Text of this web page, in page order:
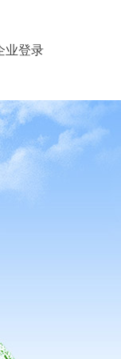
业登录